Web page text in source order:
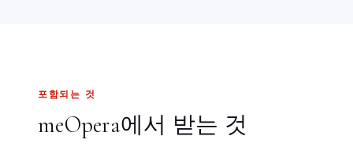
포함되는 것
meOpera에서 받는 것